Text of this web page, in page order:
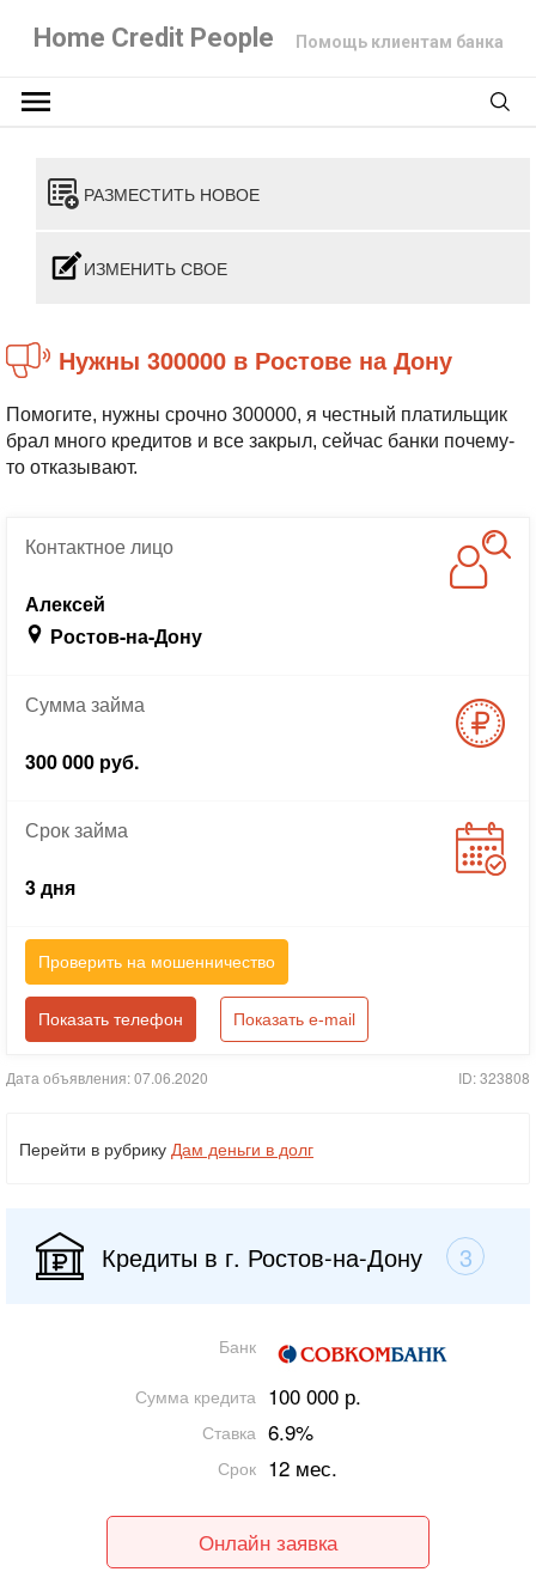
Home Credit People Помощь клиентам банка
РАЗМЕСТИТЬ НОВОЕ
ИЗМЕНИТЬ СВОЕ
Нужны 300000 в Ростове на Дону
Помогите, нужны срочно 300000, я честный платильщик
брал много кредитов и все закрыл, сейчас банки почему-
то отказывают.
Контактноелицо
Алексей
Ростов-на-Дону
Суммазайма
300 000 руб.
Срокзайма
3 дня
Проверить на мошенничество
Показать телефон Показать e-mail
Дата объявления: 07.06.2020 ID: 323808
Перейти в рубрику Дам деньги в долг
Кредиты в г. Ростов-на-Дону 3
Банк
Сумма кредита 100 000 р.
Ставка 6.9%
Срок 12 мес.
Онлайн заявка